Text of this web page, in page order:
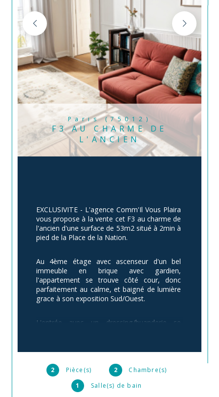
Paris (75012)
F3 AU CHARME DE
L'ANCIEN
2 Pièce(s) 2
Chambre(s)
1
Salle(s) de bain
EXCLUSIVITE - L'agence Comm'Il Vous Plaira
vous propose à la vente cet F3 au charme de
l'ancien d'une surface de 53m2 situé à 2min à
pied de la Place de la Nation.
Au 4ème étage avec ascenseur d'un bel
immeuble en brique avec gardien,
l'appartement se trouve côté cour, donc
parfaitement au calme, et baigné de lumière
grace à son exposition Sud/Ouest.
L'entrée avec un dressing/buanderie se
la pièce principale de près de 20m² avec
La cuisine restera aménagée et équipée
(frigo, four, lave vaisselle, plaques et hotte).